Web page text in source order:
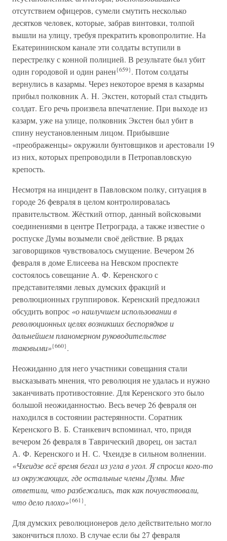
отсутствием офицеров, сумели смутить несколько
десятков человек, которые, забрав винтовки, толпой
вышли на улицу, требуя прекратить кровопролитие. На
Екатерининском канале эти солдаты вступили в
перестрелку с конной полицией. В результате был убит
один городовой и один ранен{659}. Потом солдаты
вернулись в казармы. Через некоторое время в казармы
прибыл полковник А. Н. Экстен, который стал стыдить
солдат. Его речь произвела впечатление. При выходе из
казарм, уже на улице, полковник Экстен был убит в
спину неустановленным лицом. Прибывшие
«преображенцы» окружили бунтовщиков и арестовали 19
из них, которых препроводили в Петропавловскую
крепость.
Несмотря на инцидент в Павловском полку, ситуация в
городе 26 февраля в целом контролировалась
правительством. Жёсткий отпор, данный войсковыми
соединениями в центре Петрограда, а также известие о
роспуске Думы возымели своё действие. В рядах
заговорщиков чувствовалось смущение. Вечером 26
февраля в доме Елисеева на Невском проспекте
состоялось совещание А. Ф. Керенского с
представителями левых думских фракций и
революционных группировок. Керенский предложил
обсудить вопрос «о наилучшем использовании в
революционных целях возникших беспорядков и
дальнейшем планомерном руководительстве
таковыми»{660}.
Неожиданно для него участники совещания стали
высказывать мнения, что революция не удалась и нужно
заканчивать противостояние. Для Керенского это было
большой неожиданностью. Весь вечер 26 февраля он
находился в состоянии растерянности. Соратник
Керенского В. Б. Станкевич вспоминал, что, придя
вечером 26 февраля в Таврический дворец, он застал
А. Ф. Керенского и Н. С. Чхеидзе в сильном волнении.
«Чхеидзе всё время бегал из угла в угол. Я спросил кого-то
из окружающих, где остальные члены Думы. Мне
ответили, что разбежались, так как почувствовали,
что дело плохо»{661}.
Для думских революционеров дело действительно могло
закончиться плохо. В случае если бы 27 февраля